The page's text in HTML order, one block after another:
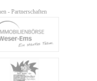
- Partnerschaften